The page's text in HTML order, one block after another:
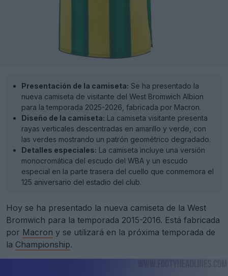
Presentación de la camiseta: Se ha presentado la
nueva camiseta de visitante del West Bromwich Albion
para la temporada 2025-2026, fabricada por Macron.
Diseño de la camiseta: La camiseta visitante presenta
rayas verticales descentradas en amarillo y verde, con
las verdes mostrando un patrón geométrico degradado.
Detalles especiales: La camiseta incluye una versión
monocromática del escudo del WBA y un escudo
especial en la parte trasera del cuello que conmemora el
125 aniversario del estadio del club.
Hoy se ha presentado la nueva camiseta de la West
Bromwich para la temporada 2015-2016. Está fabricada
por Macron y se utilizará en la próxima temporada de
la Championship.